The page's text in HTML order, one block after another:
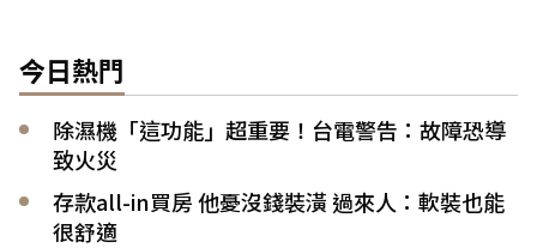
今日熱門
除濕機「這功能」超重要！台電警告：故障恐導
致火災
存款all-in買房 他憂沒錢裝潢 過來人：軟裝也能
很舒適